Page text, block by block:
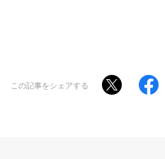
この記事をシェアする